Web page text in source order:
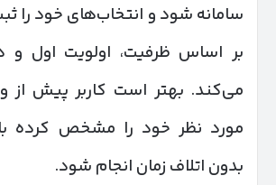
سامانه شود و انتخاب‌های خود را
بر اساس ظرفیت، اولویت اول و
می‌کند. بهتر است کاربر پیش از
مورد نظر خود را مشخص کرده
بدون اتلاف زمان انجام شود.